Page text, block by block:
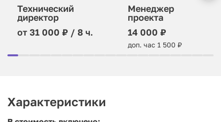
Технический
директор
от 31 000 ₽ / 8 ч.
Менеджер
проекта
14 000 ₽
доп. час 1 500 ₽
Характеристики